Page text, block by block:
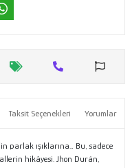
Taksit Seçenekleri Yorumlar
parlak ışıklarına… Bu, sadece
hikâyesi. Jhon Durán,